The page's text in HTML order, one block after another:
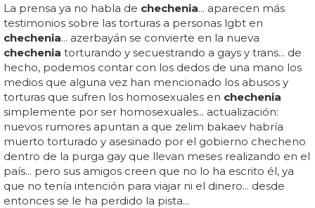
La prensa ya no habla de chechenia... aparecen más
testimonios sobre las torturas a personas lgbt en
chechenia... azerbayán se convierte en la nueva
chechenia torturando y secuestrando a gays y trans... de
hecho, podemos contar con los dedos de una mano los
medios que alguna vez han mencionado los abusos y
torturas que sufren los homosexuales en chechenia
simplemente por ser homosexuales... actualización:
nuevos rumores apuntan a que zelim bakaev habría
muerto torturado y asesinado por el gobierno checheno
dentro de la purga gay que llevan meses realizando en el
país... pero sus amigos creen que no lo ha escrito él, ya
que no tenía intención para viajar ni el dinero... desde
entonces se le ha perdido la pista...